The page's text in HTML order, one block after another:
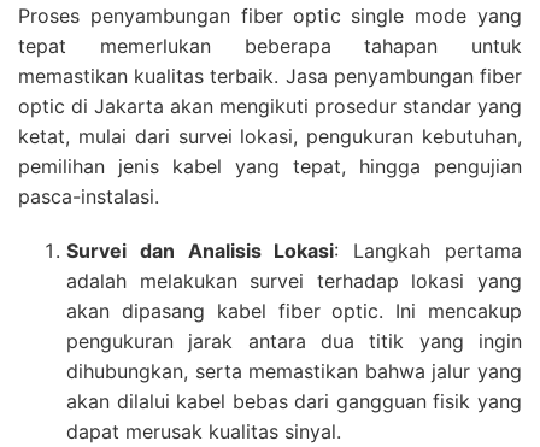
Proses penyambungan fiber optic single mode yang
tepat memerlukan beberapa tahapan untuk
memastikan kualitas terbaik. Jasa penyambungan fiber
optic di Jakarta akan mengikuti prosedur standar yang
ketat, mulai dari survei lokasi, pengukuran kebutuhan,
pemilihan jenis kabel yang tepat, hingga pengujian
pasca-instalasi.
Survei dan Analisis Lokasi: Langkah pertama
adalah melakukan survei terhadap lokasi yang
akan dipasang kabel fiber optic. Ini mencakup
pengukuran jarak antara dua titik yang ingin
dihubungkan, serta memastikan bahwa jalur yang
akan dilalui kabel bebas dari gangguan fisik yang
dapat merusak kualitas sinyal.